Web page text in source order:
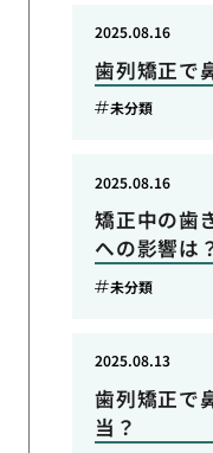
歯列矯正で
2025.08.16
未分類
矯正中の歯
への影響は
2025.08.16
未分類
歯列矯正で
当？
2025.08.13